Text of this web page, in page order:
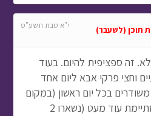
תוכן (לשעבר) י"א טבת תשע"ט
זה ספציפית להיום. בעוד
וחצי פרקי אבא ליום אחד
משודרים בכל יום ראשון (במקום
גדולים שמסתיימת עוד מעט (נשארו 2